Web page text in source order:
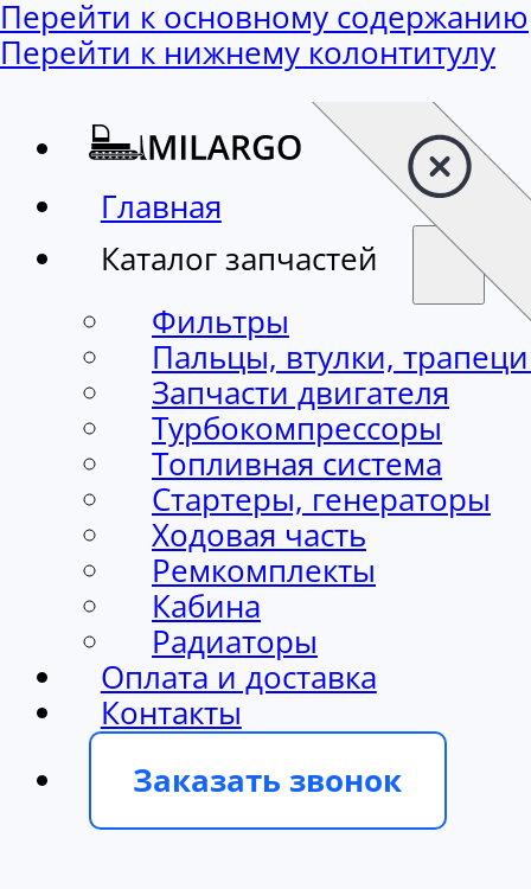
Перейти к основному содержанию
Перейти к нижнему колонтитулу
Главная
Каталог запчастей
Фильтры
Пальцы, втулки,
Запчасти двигателя
Турбокомпрессоры
Топливная система
Стартеры, генераторы
Ходовая часть
Ремкомплекты
Кабина
Радиаторы
Оплата и доставка
Контакты
Заказать звонок